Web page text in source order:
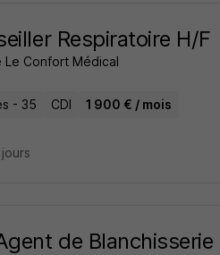
Respiratoire H/F
Le Confort Médical
- 35 CDI 1 900 € / mois
de Blanchisserie